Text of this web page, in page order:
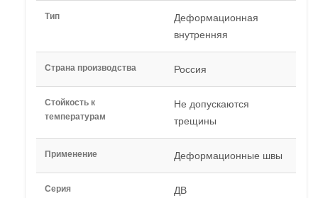
Тип
Деформационная
внутренняя
Страна производства Россия
Стойкость к
температурам
Не допускаются
трещины
Применение Деформационные швы
Серия ДВ